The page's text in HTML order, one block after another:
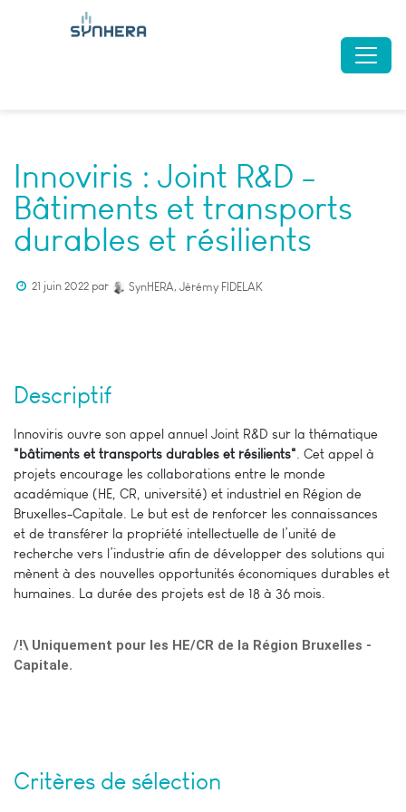
Innoviris : Joint R&D -
Bâtiments et transports
durables et résilients
21 juin 2022 par SynHERA, Jérémy FIDELAK
Descriptif
Innoviris ouvre son appel annuel Joint R&D sur la thématique
"bâtiments et transports durables et résilients". Cet appel à
projets encourage les collaborations entre le monde
académique (HE, CR, université) et industriel en Région de
Bruxelles-Capitale. Le but est de renforcer les connaissances
et de transférer la propriété intellectuelle de l’unité de
recherche vers l’industrie afin de développer des solutions qui
mènent à des nouvelles opportunités économiques durables et
humaines. La durée des projets est de 18 à 36 mois.
/!\ Uniquement pour les HE/CR de la Région Bruxelles -
Capitale.
Critères de sélection